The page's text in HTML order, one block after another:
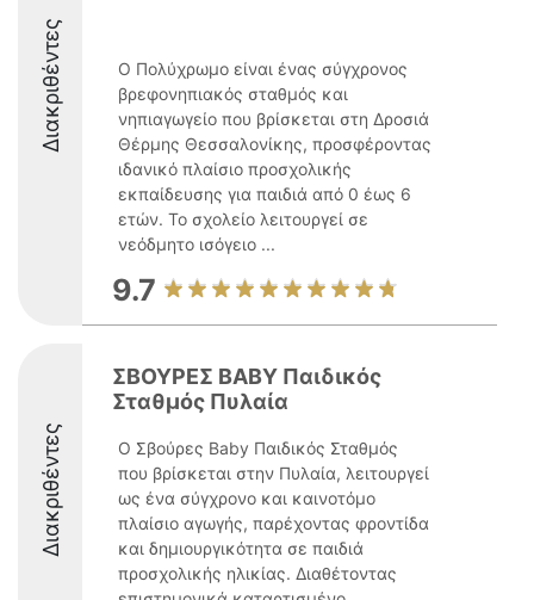
Διακριθέντες
Ο Πολύχρωμο είναι ένας σύγχρονος
βρεφονηπιακός σταθμός και
νηπιαγωγείο που βρίσκεται στη Δροσιά
Θέρμης Θεσσαλονίκης, προσφέροντας
ιδανικό πλαίσιο προσχολικής
εκπαίδευσης για παιδιά από 0 έως 6
ετών. Το σχολείο λειτουργεί σε
νεόδμητο ισόγειο ...
9.7
Διακριθέντες
ΣΒΟΥΡΕΣ BABY Παιδικός
Σταθμός Πυλαία
Ο Σβούρες Baby Παιδικός Σταθμός
που βρίσκεται στην Πυλαία, λειτουργεί
ως ένα σύγχρονο και καινοτόμο
πλαίσιο αγωγής, παρέχοντας φροντίδα
και δημιουργικότητα σε παιδιά
προσχολικής ηλικίας. Διαθέτοντας